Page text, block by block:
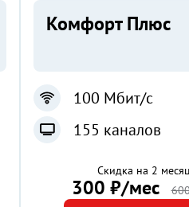
Комфорт Плюс
100 Мбит/с
155 каналов
Скидка на 2
300 ₽/мес